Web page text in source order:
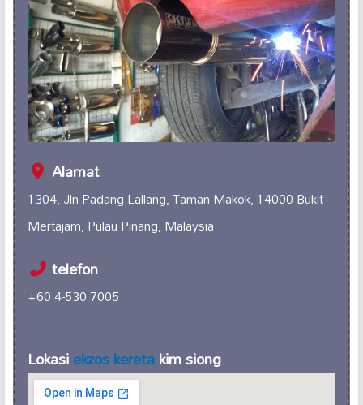
Alamat
1304, Jln Padang Lallang, Taman Makok, 14000 Bukit
Mertajam, Pulau Pinang, Malaysia
telefon
+60 4-530 7005
Lokasiekzos keretakim siong